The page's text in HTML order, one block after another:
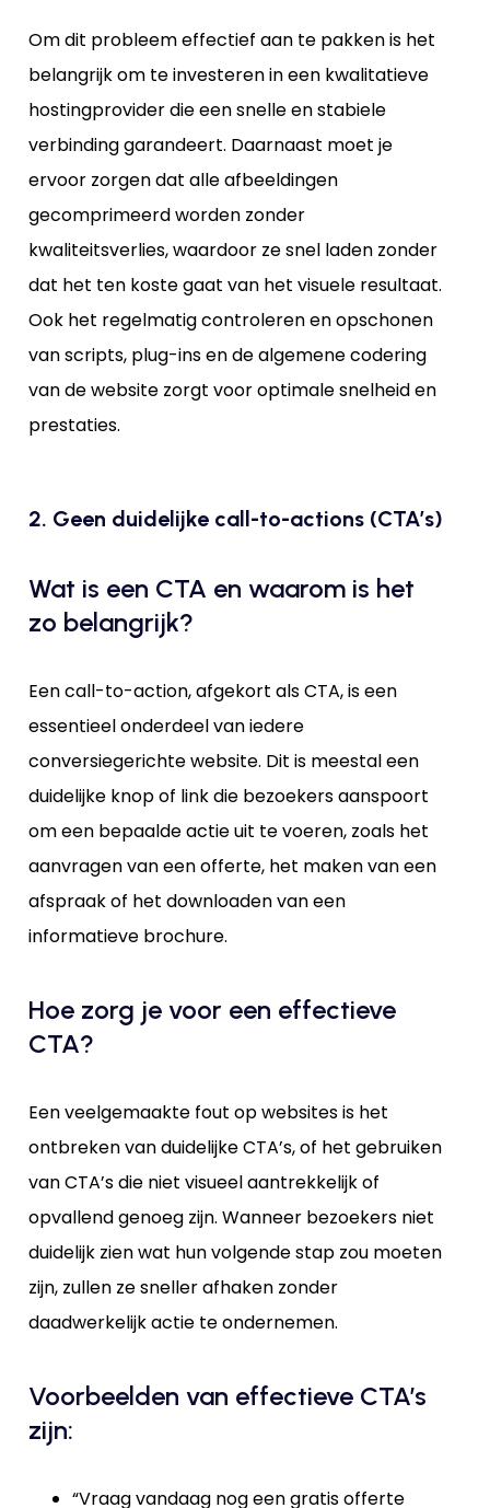
Om dit probleem effectief aan te pakken is het
belangrijk om te investeren in een kwalitatieve
hostingprovider die een snelle en stabiele
verbinding garandeert. Daarnaast moet je
ervoor zorgen dat alle afbeeldingen
gecomprimeerd worden zonder
kwaliteitsverlies, waardoor ze snel laden zonder
dat het ten koste gaat van het visuele resultaat.
Ook het regelmatig controleren en opschonen
van scripts, plug-ins en de algemene codering
van de website zorgt voor optimale snelheid en
prestaties.
2. Geen duidelijke call-to-actions (CTA’s)
Wat is een CTA en waarom is het
zo belangrijk?
Een call-to-action, afgekort als CTA, is een
essentieel onderdeel van iedere
conversiegerichte website. Dit is meestal een
duidelijke knop of link die bezoekers aanspoort
om een bepaalde actie uit te voeren, zoals het
aanvragen van een offerte, het maken van een
afspraak of het downloaden van een
informatieve brochure.
Hoe zorg je voor een effectieve
CTA?
Een veelgemaakte fout op websites is het
ontbreken van duidelijke CTA’s, of het gebruiken
van CTA’s die niet visueel aantrekkelijk of
opvallend genoeg zijn. Wanneer bezoekers niet
duidelijk zien wat hun volgende stap zou moeten
zijn, zullen ze sneller afhaken zonder
daadwerkelijk actie te ondernemen.
Voorbeelden van effectieve CTA’s
zijn:
“Vraag vandaag nog een gratis offerte